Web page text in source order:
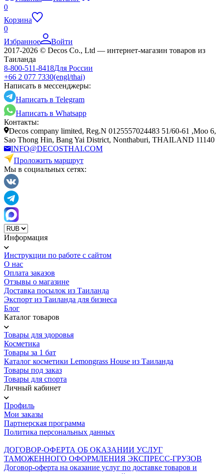
0
Корзина
0
Избранное
Войти
2017-2026 © Decos Co., Ltd — интернет-магазин товаров из
Таиланда
8-800-511-8418Для России
+66 2 077 7330(engl/thai)
Написать в мессенджеры:
Написать в Telegram
Написать в Whatsapp
Контакты:
Decos company limited, Reg.N 0125557024483 51/60-61 ,Moo 6,
Sao Thong Hin, Bang Yai District, Nonthaburi, THAILAND 11140
INFO@DECOSTHAI.COM
Проложить маршрут
Мы в социальных сетях:
Информация
Инструкции по работе с сайтом
О нас
Оплата заказов
Отзывы о магазине
Доставка посылок из Таиланда
Экспорт из Таиланда для бизнеса
Блог
Каталог товаров
Товары для здоровья
Косметика
Товары за 1 бат
Каталог косметики Lemongrass House из Таиланда
Товары под заказ
Товары для спорта
Личный кабинет
Профиль
Мои заказы
Партнерская программа
Политика персональных данных
ДОГОВОР-ОФЕРТА ОБ ОКАЗАНИИ УСЛУГ
ТАМОЖЕННОГО ОФОРМЛЕНИЯ ЭКСПРЕСС-ГРУЗОВ
Договор-оферта на оказание услуг по доставке товаров и